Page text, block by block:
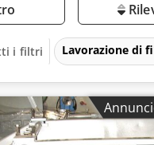
i filtri Lavorazione di